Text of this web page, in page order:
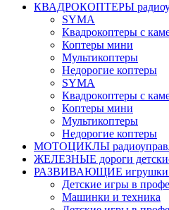
КВАДРОКОПТЕРЫ
SYMA
Квадрокоптеры с
Коптеры мини
Мультикоптеры
Недорогие коптеры
SYMA
Квадрокоптеры с
Коптеры мини
Мультикоптеры
Недорогие коптеры
МОТОЦИКЛЫ
ЖЕЛЕЗНЫЕ дороги
РАЗВИВАЮЩИЕ игрушки
Детские игры в
Машинки и техника